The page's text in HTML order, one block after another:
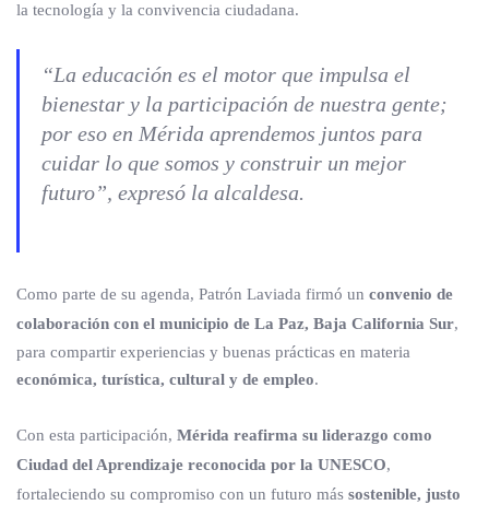
la tecnología y la convivencia ciudadana.
“La educación es el motor que impulsa el
bienestar y la participación de nuestra gente;
por eso en Mérida aprendemos juntos para
cuidar lo que somos y construir un mejor
futuro”, expresó la alcaldesa.
Como parte de su agenda, Patrón Laviada firmó un convenio de
colaboración con el municipio de La Paz, Baja California Sur,
para compartir experiencias y buenas prácticas en materia
económica, turística, cultural y de empleo.
Con esta participación, Mérida reafirma su liderazgo como
Ciudad del Aprendizaje reconocida por la UNESCO,
fortaleciendo su compromiso con un futuro más sostenible, justo